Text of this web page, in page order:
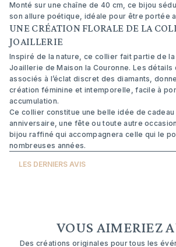
Monté sur une chaîne de 40 cm, ce bijou
son allure poétique, idéale pour être portée
UNE CRÉATION FLORALE DE LA
JOAILLERIE
Inspiré de la nature, ce collier fait partie de
Joaillerie de Maison la Couronne. Les
associés à l’éclat discret des diamants,
création féminine et intemporelle, facile à
accumulation.
Ce collier constitue une belle idée de cadeau
anniversaire, une fête ou toute autre
bijou raffiné qui accompagnera celle qui le
nombreuses années.
LES DERNIERS AVIS
VOUS AIMERIEZ
Des créations originales pour tous les